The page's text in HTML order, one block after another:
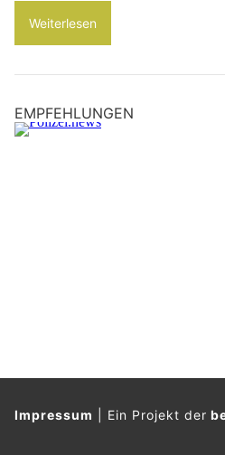
Weiterlesen
EMPFEHLUNGEN
Impressum Ein Projekt der